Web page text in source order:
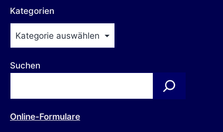
Kategorien
Suchen
Online-Formulare